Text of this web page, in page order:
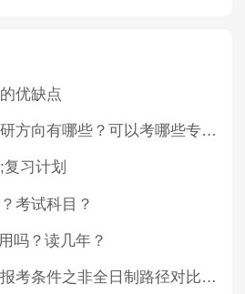
优缺点
本科宗教学专业考研方向有哪些？可以考哪些专业？
习计划
考试科目？
吗？读几年？
心理学在职研究生报考条件之非全日制路径对比；如何根据自身情况选择合适路径？